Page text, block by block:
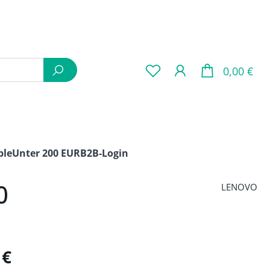
0,00 €
Unter 200 EURB2B-Login
LENOVO